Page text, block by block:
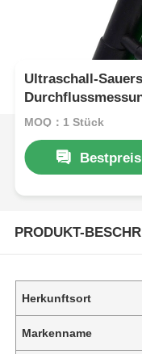
Ultraschall-
MOQ：1 Stück
Bestpreis
PRODUKT-
Herkunftsort
Markenname